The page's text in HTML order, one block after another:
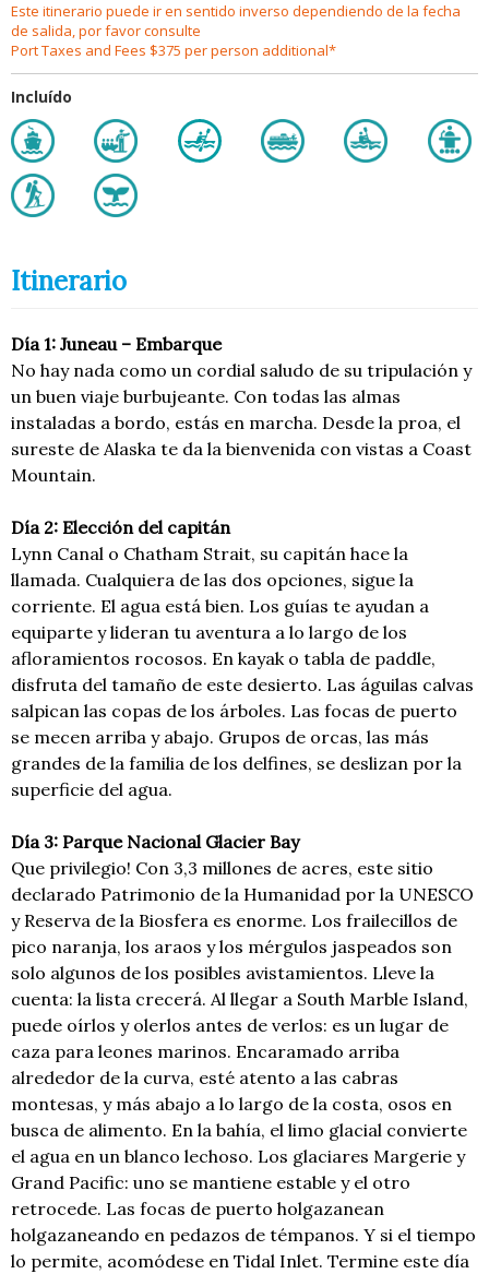
Este itinerario puede ir en sentido inverso dependiendo de la fecha
de salida, por favor consulte
Port Taxes and Fees $375 per person additional*
Incluído
Itinerario
Día 1: Juneau – Embarque
No hay nada como un cordial saludo de su tripulación y
un buen viaje burbujeante. Con todas las almas
instaladas a bordo, estás en marcha. Desde la proa, el
sureste de Alaska te da la bienvenida con vistas a Coast
Mountain.
Día 2: Elección del capitán
Lynn Canal o Chatham Strait, su capitán hace la
llamada. Cualquiera de las dos opciones, sigue la
corriente. El agua está bien. Los guías te ayudan a
equiparte y lideran tu aventura a lo largo de los
afloramientos rocosos. En kayak o tabla de paddle,
disfruta del tamaño de este desierto. Las águilas calvas
salpican las copas de los árboles. Las focas de puerto
se mecen arriba y abajo. Grupos de orcas, las más
grandes de la familia de los delfines, se deslizan por la
superficie del agua.
Día 3: Parque Nacional Glacier Bay
Que privilegio! Con 3,3 millones de acres, este sitio
declarado Patrimonio de la Humanidad por la UNESCO
y Reserva de la Biosfera es enorme. Los frailecillos de
pico naranja, los araos y los mérgulos jaspeados son
solo algunos de los posibles avistamientos. Lleve la
cuenta: la lista crecerá. Al llegar a South Marble Island,
puede oírlos y olerlos antes de verlos: es un lugar de
caza para leones marinos. Encaramado arriba
alrededor de la curva, esté atento a las cabras
montesas, y más abajo a lo largo de la costa, osos en
busca de alimento. En la bahía, el limo glacial convierte
el agua en un blanco lechoso. Los glaciares Margerie y
Grand Pacific: uno se mantiene estable y el otro
retrocede. Las focas de puerto holgazanean
holgazaneando en pedazos de témpanos. Y si el tiempo
lo permite, acomódese en Tidal Inlet. Termine este día